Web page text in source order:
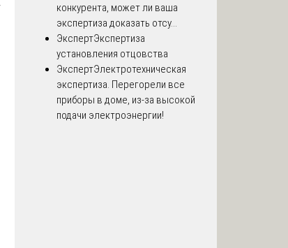
конкурента, может ли ваша
экспертиза доказать отсу...
ЭкспертЭкспертиза
установления отцовства
ЭкспертЭлектротехническая
экспертиза. Перегорели все
приборы в доме, из-за высокой
подачи электроэнергии!